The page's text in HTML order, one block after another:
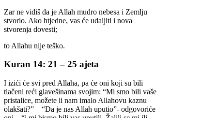
Zar ne vidiš da je Allah mudro nebesa i Zemlju
stvorio. Ako htjedne, vas će udaljiti i nova
stvorenja dovesti;
to Allahu nije teško.
Kuran 14: 21 – 25 ajeta
I izići će svi pred Allaha, pa će oni koji su bili
tlačeni reći glavešinama svojim: “Mi smo bili vaše
pristalice, možete li nam imalo Allahovu kaznu
olakšati?” – “Da je nas Allah uputio”- odgovoriće